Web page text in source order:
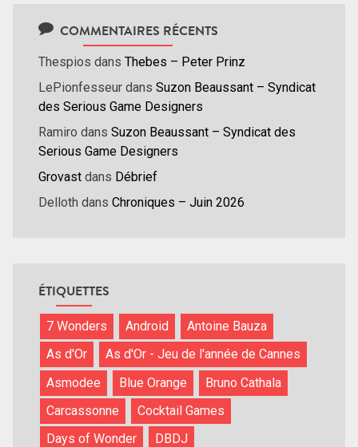
COMMENTAIRES RÉCENTS
Thespios dans Thebes – Peter Prinz
LePionfesseur dans Suzon Beaussant – Syndicat
des Serious Game Designers
Ramiro dans Suzon Beaussant – Syndicat des
Serious Game Designers
Grovast dans Débrief
Delloth dans Chroniques – Juin 2026
ÉTIQUETTES
7 Wonders Android
Antoine Bauza
As d'Or
As d'Or - Jeu de l'année de Cannes
Asmodee
Blue Orange
Bruno Cathala
Carcassonne
Cocktail Games
Days of Wonder
DBDJ